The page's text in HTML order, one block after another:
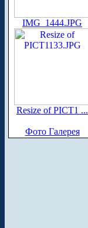
IMG_1444.JPG
Resize of PICT1 ...
Фото Галерея